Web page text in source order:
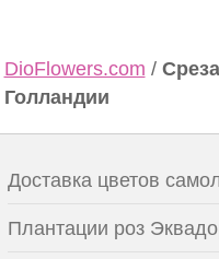
DioFlowers.com /
Голландии
Доставка цветов
Плантации роз